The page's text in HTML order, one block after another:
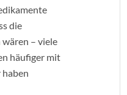
die
– viele
häufiger mit